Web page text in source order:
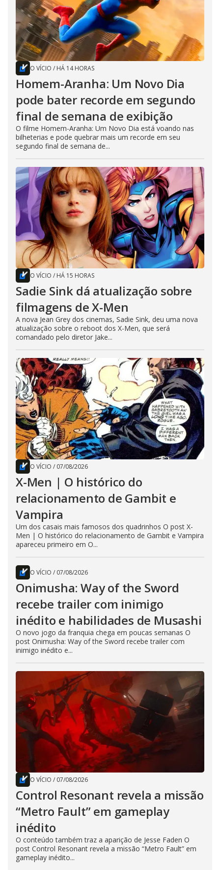
O VÍCIO / HÁ 14 HORAS
Homem-Aranha: Um Novo Dia
pode bater recorde em segundo
final de semana de exibição
O filme Homem-Aranha: Um Novo Dia está voando nas
bilheterias e pode quebrar mais um recorde em seu
segundo final de semana de...
O VÍCIO / HÁ 15 HORAS
Sadie Sink dá atualização sobre
filmagens de X-Men
A nova Jean Grey dos cinemas, Sadie Sink, deu uma nova
atualização sobre o reboot dos X-Men, que será
comandado pelo diretor Jake...
O VÍCIO / 07/08/2026
X-Men | O histórico do
relacionamento de Gambit e
Vampira
Um dos casais mais famosos dos quadrinhos O post X-
Men | O histórico do relacionamento de Gambit e Vampira
apareceu primeiro em O...
O VÍCIO / 07/08/2026
Onimusha: Way of the Sword
recebe trailer com inimigo
inédito e habilidades de Musashi
O novo jogo da franquia chega em poucas semanas O
post Onimusha: Way of the Sword recebe trailer com
inimigo inédito e...
O VÍCIO / 07/08/2026
Control Resonant revela a missão
“Metro Fault” em gameplay
inédito
O conteúdo também traz a aparição de Jesse Faden O
post Control Resonant revela a missão “Metro Fault” em
gameplay inédito...